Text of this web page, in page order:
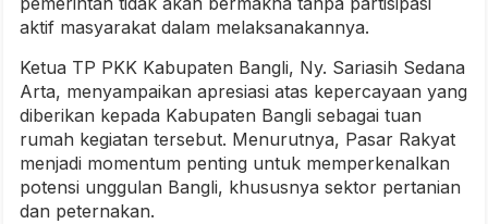
aktif masyarakat dalam melaksanakannya.
Ketua TP PKK Kabupaten Bangli, Ny. Sariasih Sedana
Arta, menyampaikan apresiasi atas kepercayaan yang
diberikan kepada Kabupaten Bangli sebagai tuan
rumah kegiatan tersebut. Menurutnya, Pasar Rakyat
menjadi momentum penting untuk memperkenalkan
potensi unggulan Bangli, khususnya sektor pertanian
dan peternakan.